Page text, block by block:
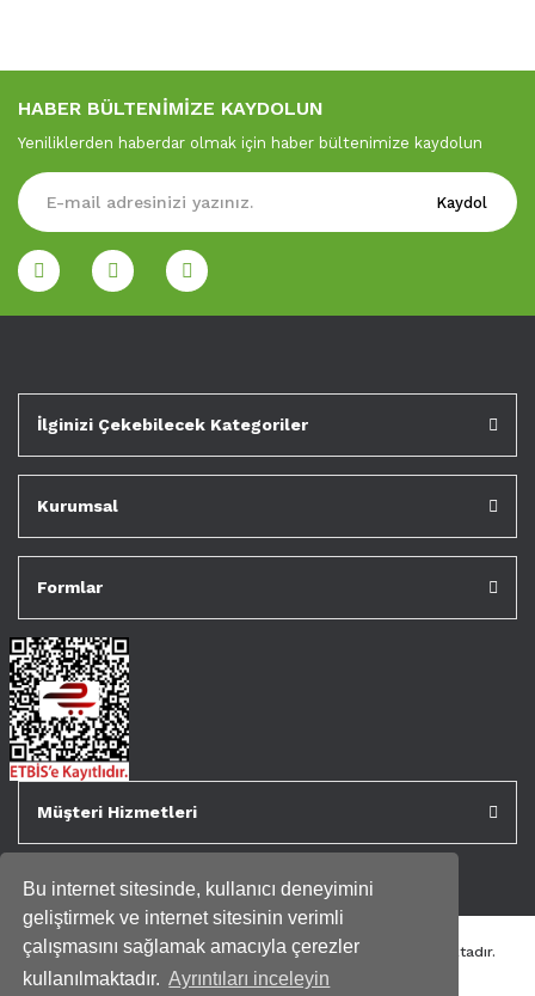
Bu internet sitesinde, kullanıcı deneyimini
geliştirmek ve internet sitesinin verimli
çalışmasını sağlamak amacıyla çerezler
kullanılmaktadır. Ayrıntıları inceleyin
HABER BÜLTENİMİZE KAYDOLUN
Yeniliklerden haberdar olmak için haber bültenimize kaydolun
Kaydol
İlginizi Çekebilecek Kategoriler
Kurumsal
Formlar
Müşteri Hizmetleri
Tüm kredi kartı bilgileriniz 256bit SSL Sertifikası ile korunmaktadır.
Genispencere.com Tüm Hakları Saklıdır.